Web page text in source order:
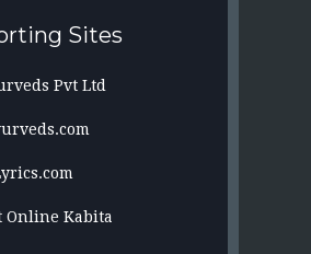
Sites
Pvt Ltd
Online Kabita